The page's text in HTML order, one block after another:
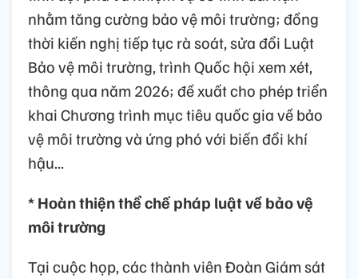
nhằm tăng cường bảo vệ môi trường; đồng
thời kiến nghị tiếp tục rà soát, sửa đổi Luật
Bảo vệ môi trường, trình Quốc hội xem xét,
thông qua năm 2026; đề xuất cho phép triển
khai Chương trình mục tiêu quốc gia về bảo
vệ môi trường và ứng phó với biến đổi khí
hậu...
* Hoàn thiện thể chế pháp luật về bảo vệ
môi trường
Tại cuộc họp, các thành viên Đoàn Giám sát